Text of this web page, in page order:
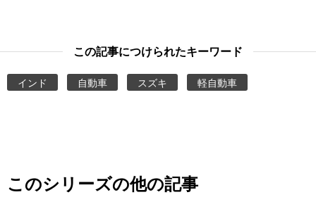
この記事につけられたキーワード
インド 自動車 スズキ 軽自動車
このシリーズの他の記事